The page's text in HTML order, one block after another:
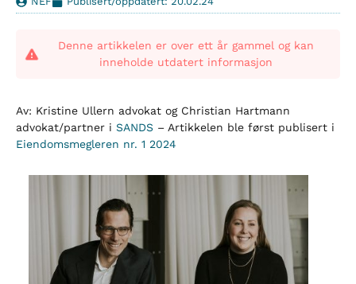
Denne artikkelen er over ett år gammel og kan
inneholde utdatert informasjon
Av: Kristine Ullern advokat og Christian Hartmann
advokat/partner i SANDS – Artikkelen ble først publisert i
Eiendomsmegleren nr. 1 2024